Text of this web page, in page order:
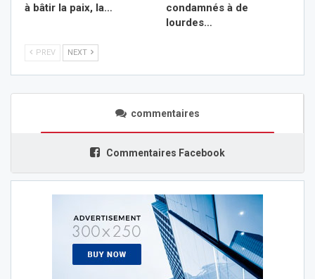
à bâtir la paix, la…
condamnés à de
lourdes…
PREV NEXT
commentaires
Commentaires Facebook